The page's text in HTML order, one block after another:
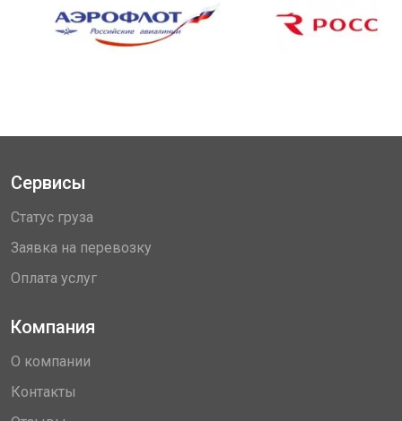
Сервисы
Статус груза
Заявка на перевозку
Оплата услуг
Компания
О компании
Контакты